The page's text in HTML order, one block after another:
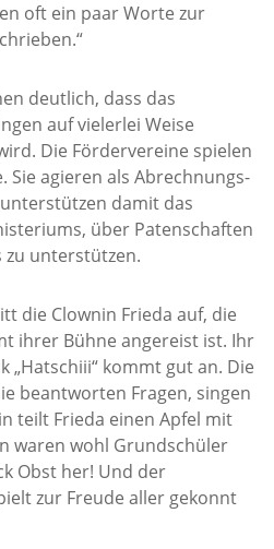
oft ein paar Worte zur
deutlich, dass das
auf vielerlei Weise
Die Fördervereine spielen
Sie agieren als Abrechnungs-
damit das
über Patenschaften
unterstützen.
die Clownin Frieda auf, die
ihrer Bühne angereist ist. Ihr
„Hatschiii“ kommt gut an. Die
beantworten Fragen, singen
teilt Frieda einen Apfel mit
waren wohl Grundschüler
Obst her! Und der
zur Freude aller gekonnt